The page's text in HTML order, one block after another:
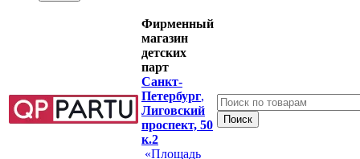
Фирменный
магазин
детских
парт
Санкт-
Петербург,
Лиговский
проспект, 50
к.2
«Площадь